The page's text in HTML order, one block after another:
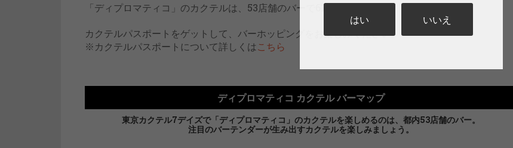
「ディプロマティコ」のカクテルは、53店舗のバーで61種が登場！
カクテルパスポートをゲットして、バーホッピングをお楽しみください。
※カクテルパスポートについて詳しくはこちら
ディプロマティコ カクテル バーマップ
東京カクテル7デイズで「ディプロマティコ」のカクテルを楽しめるのは、都内53店舗のバー。
注目のバーテンダーが生み出すカクテルを楽しみましょう。
はい いいえ